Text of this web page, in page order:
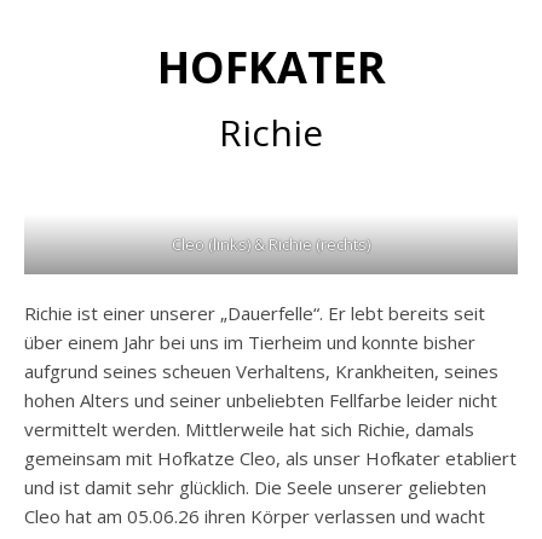
HOFKATER
Richie
Cleo (links) & Richie (rechts)
Richie ist einer unserer „Dauerfelle“. Er lebt bereits seit
über einem Jahr bei uns im Tierheim und konnte bisher
aufgrund seines scheuen Verhaltens, Krankheiten, seines
hohen Alters und seiner unbeliebten Fellfarbe leider nicht
vermittelt werden. Mittlerweile hat sich Richie, damals
gemeinsam mit Hofkatze Cleo, als unser Hofkater etabliert
und ist damit sehr glücklich. Die Seele unserer geliebten
Cleo hat am 05.06.26 ihren Körper verlassen und wacht